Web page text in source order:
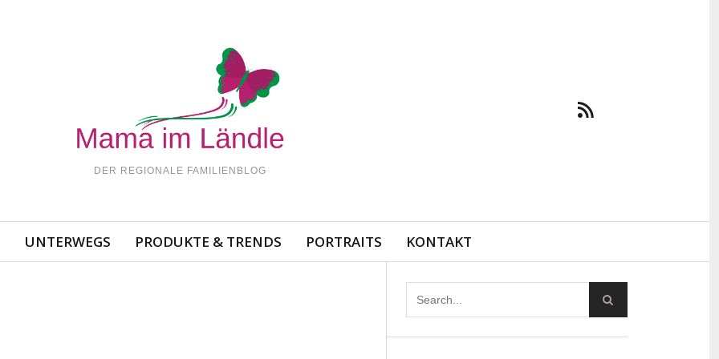
DER REGIONALE FAMILIENBLOG
UNTERWEGS PRODUKTE & TRENDS PORTRAITS KONTAKT